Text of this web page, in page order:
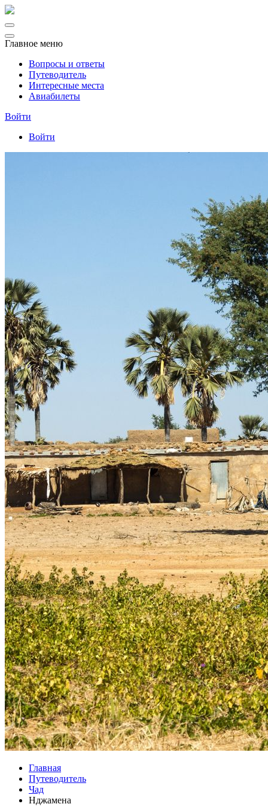
Главное меню
Вопросы и ответы
Путеводитель
Интересные места
Авиабилеты
Войти
Войти
Главная
Путеводитель
Чад
Нджамена